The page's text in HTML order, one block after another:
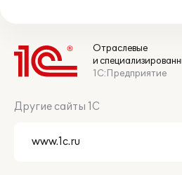
Отраслевые
и
1С:Предприятие
Другие сайты 1С